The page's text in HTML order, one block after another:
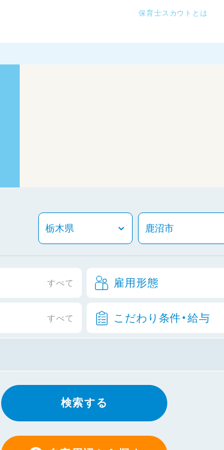
保育士スカウトとは
すべて 雇用形態
すべて こだわり条件・給与
検索する